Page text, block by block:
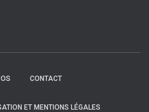
CONTACT
ET MENTIONS LÉGALES